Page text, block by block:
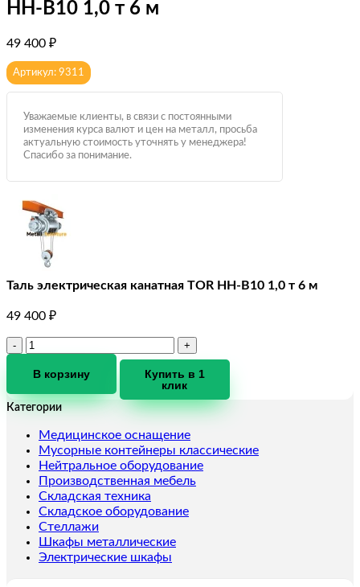
HH-B10 1,0 т 6 м
49 400 ₽
Артикул: 9311
Уважаемые клиенты, в связи с постоянными
изменения курса валют и цен на металл, просьба
актуальную стоимость уточнять у менеджера!
Спасибо за понимание.
Таль электрическая канатная TOR HH-B10 1,0 т 6 м
49 400 ₽
Количество
Таль
канатная
HH-
B10
1,0
т
6
м
В корзину
Купить в 1
клик
Категории
Медицинское оснащение
Мусорные контейнеры классические
Нейтральное оборудование
Производственная мебель
Складская техника
Складское оборудование
Стеллажи
Шкафы металлические
Электрические шкафы